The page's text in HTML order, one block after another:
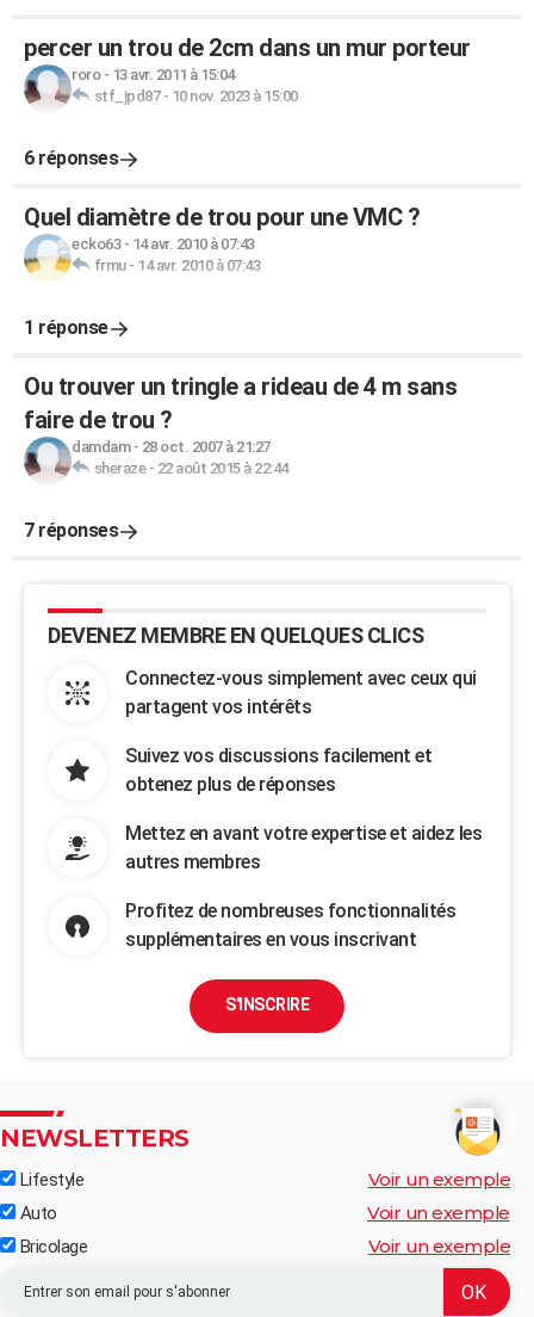
percer un trou de 2cm dans un mur porteur
roro- 13 avr. 2011 à 15:04
stf_jpd87- 10 nov. 2023 à 15:00
6 réponses
Quel diamètre de trou pour une VMC ?
ecko63- 14 avr. 2010 à 07:43
frmu- 14 avr. 2010 à 07:43
1 réponse
Ou trouver un tringle a rideau de 4 m sans
faire de trou ?
damdam- 28 oct. 2007 à 21:27
sheraze- 22 août 2015 à 22:44
7 réponses
DEVENEZ MEMBRE EN QUELQUES CLICS
Connectez-vous simplement avec ceux qui
partagent vos intérêts
Suivez vos discussions facilement et
obtenez plus de réponses
Mettez en avant votre expertise et aidez les
autres membres
Profitez de nombreuses fonctionnalités
supplémentaires en vous inscrivant
S'INSCRIRE
NEWSLETTERS
Lifestyle Voir un exemple
Auto Voir un exemple
Bricolage Voir un exemple